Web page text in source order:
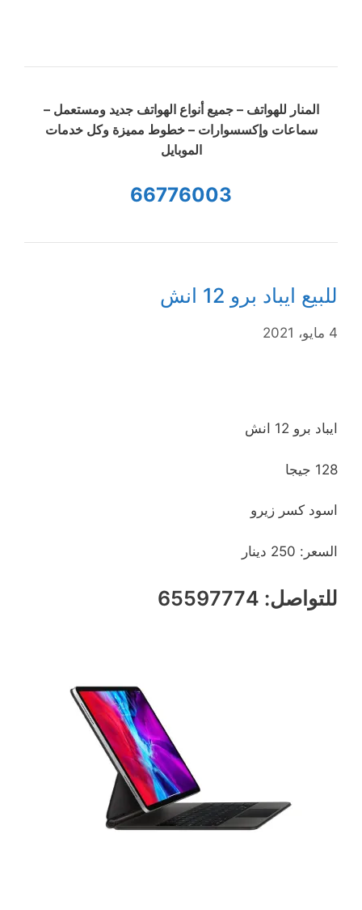
المنار للهواتف – جميع أنواع الهواتف جديد ومستعمل –
سماعات وإكسسوارات – خطوط مميزة وكل خدمات
الموبايل
66776003
للبيع ايباد برو 12 انش
4 مايو، 2021
ايباد برو 12 انش
128 جيجا
اسود كسر زيرو
السعر: 250 دينار
للتواصل: 65597774